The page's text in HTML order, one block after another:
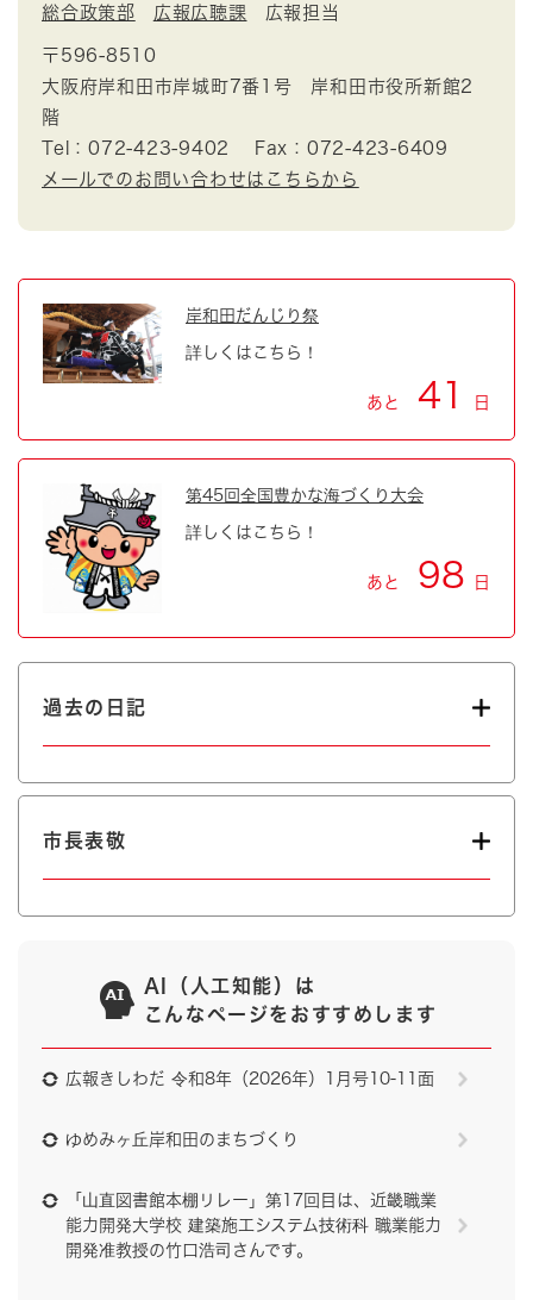
総合政策部 広報広聴課 広報担当
〒596-8510
大阪府岸和田市岸城町7番1号 岸和田市役所新館2
階
Tel：072-423-9402
Fax：072-423-6409
メールでのお問い合わせはこちらから
岸和田だんじり祭
詳しくはこちら！
あと 41 日
第45回全国豊かな海づくり大会
詳しくはこちら！
あと 98 日
過去の日記
市長表敬
AI（人工知能）は
こんなページをおすすめします
広報きしわだ 令和8年（2026年）1月号10-11面
ゆめみヶ丘岸和田のまちづくり
「山直図書館本棚リレー」第17回目は、近畿職業
能力開発大学校 建築施工システム技術科 職業能力
開発准教授の竹口浩司さんです。